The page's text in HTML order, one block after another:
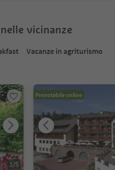
vicinanze
Vacanze in agriturismo
1/5
Prenotabile online